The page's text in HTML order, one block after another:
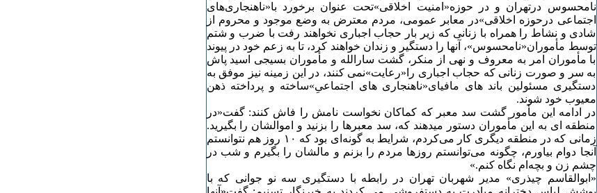
نامحسوس درتهران و در حوزه«امنیت اخلاقی»تحت عنوان برخورد با«ناهنجاری‌های
اجتماعی درحوزه اخلاقی»در معابر عمومی، مردم معترض به وضع موجود و محروم از
شادی و نشاط را همراه با زنانی که زیر بار حجاب اجباری نخواهند رفت با ضرب و شتم
توسط مأموران«نامحسوس»، آنها را دستگیر و زندان خواهند کرد، تا به زعم خود در پیوند
با مأموران امر به معروف و نهی از منکر، گشت سارالله و مأموران بسیجی اسید پاش
به سر و صورت زنانی که حجاب اجباری را«رعایت»نمی کنند، در این زمینه نیز موفق به
دستگیری مسئولین باند های مافیای«ناهنجاری های اجتماعیِ»ساخته و پرداخته ذهن
معیوب خود شوند.
در ادامه این مأمور گشت سد معبر که کماکان نخواست نامش را فاش کنند: گفت«در
منطقه ای به این مأموران دستور میدهند که، سد معبر‌ها را بزنید و اموالشان را بگیرید.
زمانی که در منطقه دیگری کار می‌کردم، شرایط به گونه‌ای بود که ۱۰ روز هم نتوانستم
آنجا دوام بیاورم، چگونه می‌توانستم روز‌ها مردم را بزنم و مالشان را بگیرم و شب در
چشم زن و بچه‌ام نگاه کنم.»
«ابوالقاسم چیذری» مدیر شهربان تهران در رابطه با دستگیری سه نو جوانی که با